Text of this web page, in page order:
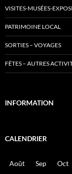
VISITES-MUSÉES-
PATRIMOINE LOCAL
SORTIES – VOYAGES
FÊTES – AUTRES
INFORMATION
CALENDRIER
Août Sep Oct